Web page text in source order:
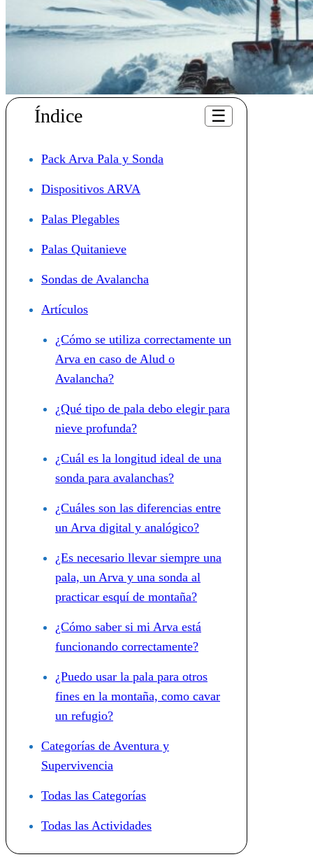
Índice ☰
Pack Arva Pala y Sonda
Dispositivos ARVA
Palas Plegables
Palas Quitanieve
Sondas de Avalancha
Artículos
¿Cómo se utiliza correctamente un
Arva en caso de Alud o
Avalancha?
¿Qué tipo de pala debo elegir para
nieve profunda?
¿Cuál es la longitud ideal de una
sonda para avalanchas?
¿Cuáles son las diferencias entre
un Arva digital y analógico?
¿Es necesario llevar siempre una
pala, un Arva y una sonda al
practicar esquí de montaña?
¿Cómo saber si mi Arva está
funcionando correctamente?
¿Puedo usar la pala para otros
fines en la montaña, como cavar
un refugio?
Categorías de Aventura y
Supervivencia
Todas las Categorías
Todas las Actividades